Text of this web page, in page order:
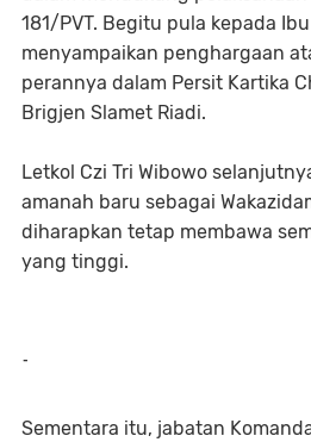
181/PVT. Begitu pula kepada
menyampaikan penghargaan
perannya dalam Persit Kartika
Brigjen Slamet Riadi.
Letkol Czi Tri Wibowo
amanah baru sebagai
diharapkan tetap membawa
yang tinggi.
-
Sementara itu, jabatan